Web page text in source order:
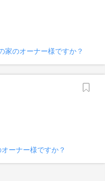
のオーナー様ですか？
ーナー様ですか？